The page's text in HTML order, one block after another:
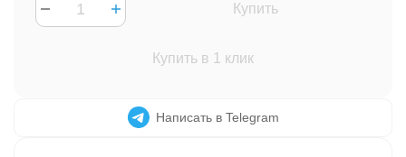
Купить
Купить в 1 клик
Написать в Telegram